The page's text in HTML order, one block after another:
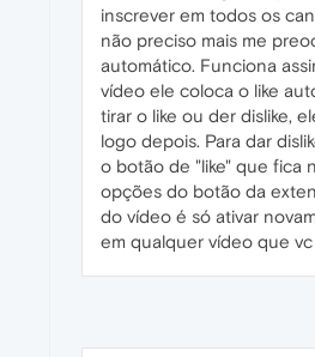
inscrever em todos os
não preciso mais me
automático. Funciona
vídeo ele coloca o like
tirar o like ou der dislike,
logo depois. Para dar
o botão de "like" que fica
opções do botão da
do vídeo é só ativar
em qualquer vídeo que vc